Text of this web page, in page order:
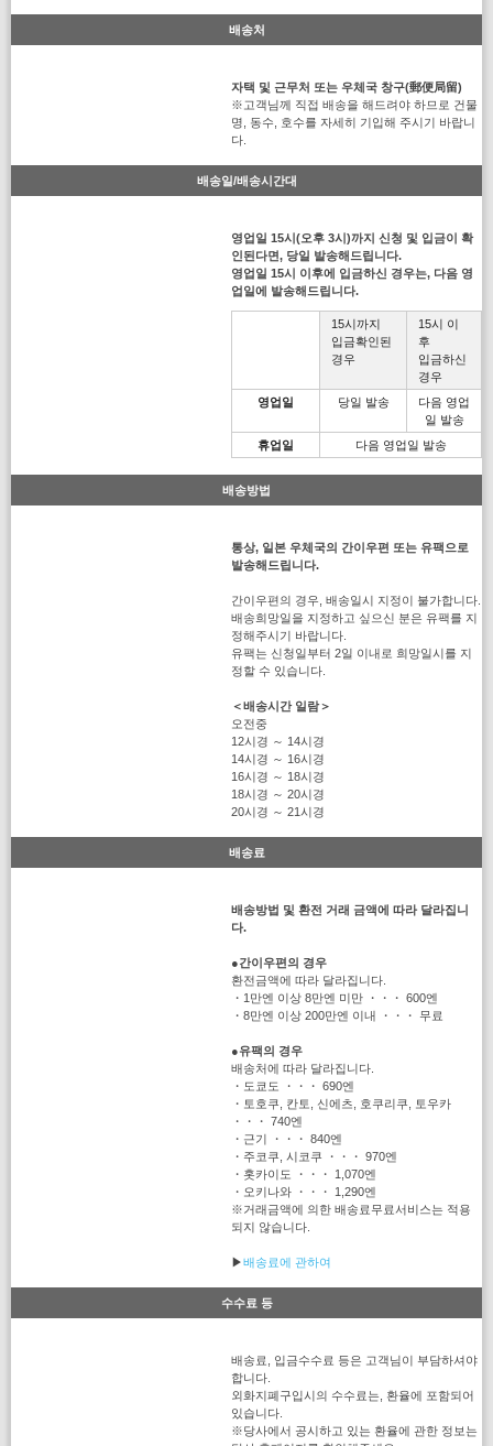
배송처
자택 및 근무처 또는 우체국 창구(郵便局留)
※고객님께 직접 배송을 해드려야 하므로 건물
명, 동수, 호수를 자세히 기입해 주시기 바랍니
다.
배송일/배송시간대
영업일 15시(오후 3시)까지 신청 및 입금이 확
인된다면, 당일 발송해드립니다.
영업일 15시 이후에 입금하신 경우는, 다음 영
업일에 발송해드립니다.
15시까지
입금확인된
경우
15시 이
후
입금하신
경우
영업일
당일 발송
다음 영업
일 발송
휴업일
다음 영업일 발송
배송방법
통상, 일본 우체국의 간이우편 또는 유팩으로
발송해드립니다.
간이우편의 경우, 배송일시 지정이 불가합니다.
배송희망일을 지정하고 싶으신 분은 유팩를 지
정해주시기 바랍니다.
유팩는 신청일부터 2일 이내로 희망일시를 지
정할 수 있습니다.
＜배송시간 일람＞
오전중
12시경 ～ 14시경
14시경 ～ 16시경
16시경 ～ 18시경
18시경 ～ 20시경
20시경 ～ 21시경
배송료
배송방법 및 환전 거래 금액에 따라 달라집니
다.
●간이우편의 경우
환전금액에 따라 달라집니다.
・1만엔 이상 8만엔 미만 ・・・ 600엔
・8만엔 이상 200만엔 이내 ・・・ 무료
●유팩의 경우
배송처에 따라 달라집니다.
・도쿄도 ・・・ 690엔
・토호쿠, 칸토, 신에츠, 호쿠리쿠, 토우카
・・・ 740엔
・근기 ・・・ 840엔
・주코쿠, 시코쿠 ・・・ 970엔
・홋카이도 ・・・ 1,070엔
・오키나와 ・・・ 1,290엔
※거래금액에 의한 배송료무료서비스는 적용
되지 않습니다.
▶배송료에 관하여
수수료 등
배송료, 입금수수료 등은 고객님이 부담하셔야
합니다.
외화지폐구입시의 수수료는, 환율에 포함되어
있습니다.
※당사에서 공시하고 있는 환율에 관한 정보는